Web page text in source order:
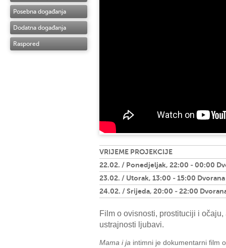
Posebna događanja
Dodatna događanja
Raspored
VRIJEME PROJEKCIJE
22.02. / Ponedjeljak, 22:00 - 00:00
23.02. / Utorak, 13:00 - 15:00 Dvorana
24.02. / Srijeda, 20:00 - 22:00
Film o ovisnosti, prostituciji i
ustrajnosti ljubavi.
Mama i ja intimni je dokumentarni film